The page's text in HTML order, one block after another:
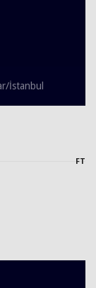
İstanbul
FT